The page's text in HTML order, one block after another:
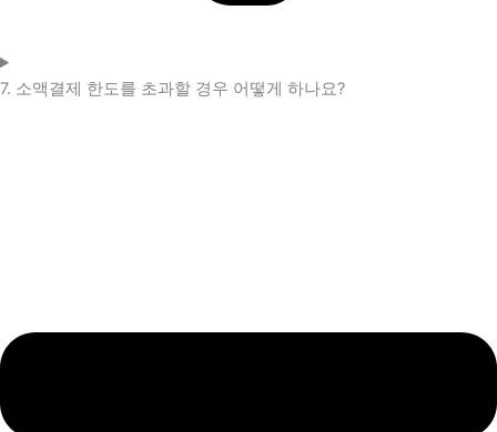
7. 소액결제 한도를 초과할 경우 어떻게 하나요?